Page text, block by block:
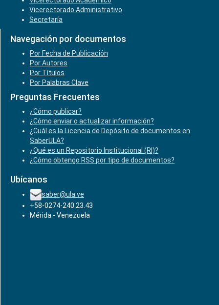
Vicerectorado Administrativo
Secretaría
Navegación por documentos
Por Fecha de Publicación
Por Autores
Por Títulos
Por Palabras Clave
Preguntas Frecuentes
¿Cómo publicar?
¿Cómo enviar o actualizar información?
¿Cuál es la Licencia de Depósito de documentos en
SaberULA?
¿Qué es un Repositorio Institucional (RI)?
¿Cómo obtengo RSS por tipo de documentos?
Ubícanos
saber@ula.ve
+58-0274-240.23.43
Mérida - Venezuela